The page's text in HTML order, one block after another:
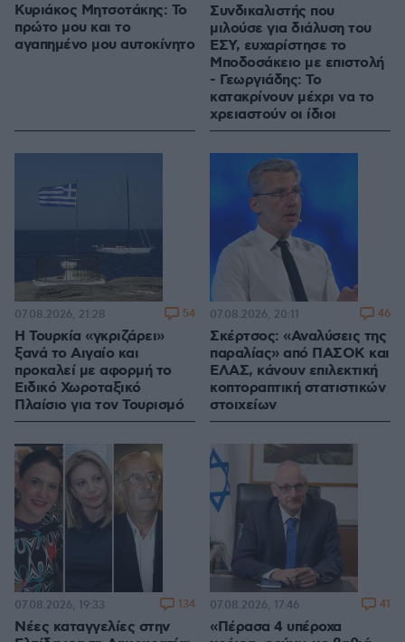
Κυριάκος Μητσοτάκης: Το
πρώτο μου και το
αγαπημένο μου αυτοκίνητο
Συνδικαλιστής που
μιλούσε για διάλυση του
ΕΣΥ, ευχαρίστησε το
Μποδοσάκειο με επιστολή
- Γεωργιάδης: Το
κατακρίνουν μέχρι να το
χρειαστούν οι ίδιοι
Η Τουρκία «γκριζάρει»
ξανά το Αιγαίο και
προκαλεί με αφορμή το
Ειδικό Χωροταξικό
Πλαίσιο για τον Τουρισμό
07.08.2026, 21:28 54
Σκέρτσος: «Αναλύσεις της
παραλίας» από ΠΑΣΟΚ και
ΕΛΑΣ, κάνουν επιλεκτική
κοπτοραπτική στατιστικών
στοιχείων
07.08.2026, 20:11 46
Νέες καταγγελίες στην
07.08.2026, 19:33 134
«Πέρασα 4 υπέροχα
07.08.2026, 17:46 41